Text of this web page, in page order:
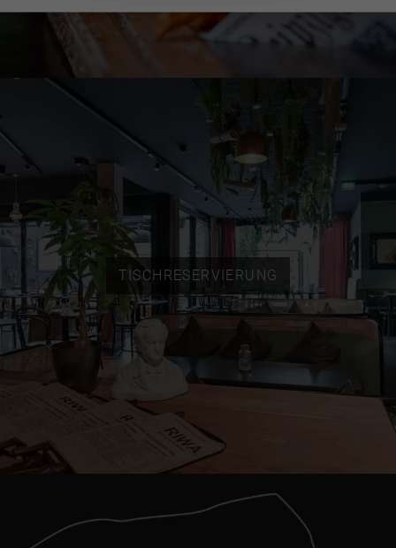
TISCHRESERVIERUNG